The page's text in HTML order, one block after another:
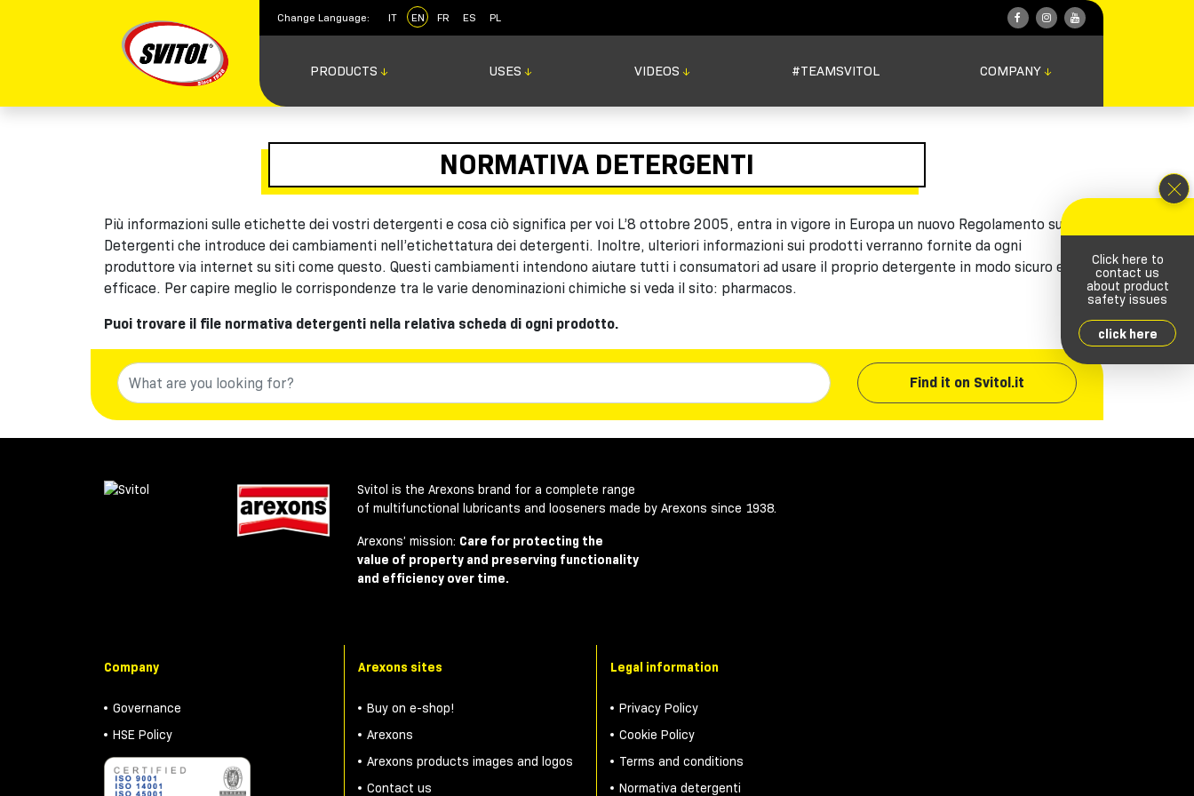
Change Language: IT EN FR ES PL
PRODUCTS ↓ USES ↓ VIDEOS ↓ #TEAMSVITOL COMPANY ↓
#TEAMSVITOL
COMPANY
Click here to
contact us
about product
safety issues
click here
NORMATIVA DETERGENTI
Più informazioni sulle etichette dei vostri detergenti e cosa ciò significa per voi L’8 ottobre 2005, entra in vigore in Europa un nuovo Regolamento sui
Detergenti che introduce dei cambiamenti nell’etichettatura dei detergenti. Inoltre, ulteriori informazioni sui prodotti verranno fornite da ogni
produttore via internet su siti come questo. Questi cambiamenti intendono aiutare tutti i consumatori ad usare il proprio detergente in modo sicuro ed
efficace. Per capire meglio le corrispondenze tra le varie denominazioni chimiche si veda il sito: pharmacos.
Puoi trovare il file normativa detergenti nella relativa scheda di ogni prodotto.
Svitol is the Arexons brand for a complete range
of multifunctional lubricants and looseners made by Arexons since 1938.
Arexons’ mission: Care for protecting the
value of property and preserving functionality
and efficiency over time.
Company
Governance
HSE Policy
Arexons sites
Buy on e-shop!
Arexons
Arexons products images and logos
Contact us
Legal information
Privacy Policy
Cookie Policy
Terms and conditions
Normativa detergenti